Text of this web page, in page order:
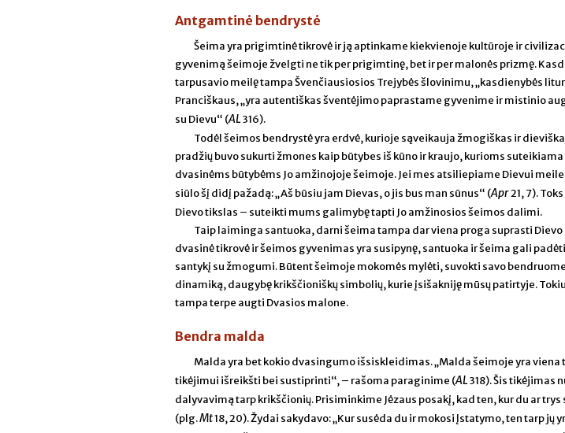
Antgamtinė bendrystė
Šeima yra prigimtinė tikrovė ir ją aptinkame kiekvienoje kultūroje ir
gyvenimą šeimoje žvelgti ne tik per prigimtinę, bet ir per malonės prizmę.
tarpusavio meilę tampa Švenčiausiosios Trejybės šlovinimu, „kasdienybės
Pranciškaus, „yra autentiškas šventėjimo paprastame gyvenime ir mistinio
su Dievu“ (AL316).
Todėl šeimos bendrystė yra erdvė, kurioje sąveikauja žmogiškas ir
pradžių buvo sukurti žmones kaip būtybes iš kūno ir kraujo, kurioms
dvasinėms būtybėms Jo amžinojoje šeimoje. Jei mes atsiliepiame Dievui
siūlo šį didį pažadą: „Aš būsiu jam Dievas, o jis bus man sūnus“ (Apr21, 7).
Dievo tikslas – suteikti mums galimybę tapti Jo amžinosios šeimos dalimi.
Taip laiminga santuoka, darni šeima tampa dar viena proga suprasti
dvasinė tikrovė ir šeimos gyvenimas yra susipynę, santuoka ir šeima gali
santykį su žmogumi. Būtent šeimoje mokomės mylėti, suvokti savo
dinamiką, daugybę krikščioniškų simbolių, kurie įsišakniję mūsų patirtyje.
tampa terpe augti Dvasios malone.
Bendra malda
Malda yra bet kokio dvasingumo išsiskleidimas. „Malda šeimoje yra
tikėjimui išreikšti bei sustiprinti“, – rašoma paraginime (AL318). Šis tikėjimas
dalyvavimą tarp krikščionių. Prisiminkime Jėzaus posakį, kad ten, kur du ar trys
(plg.Mt18, 20). Žydai sakydavo: „Kur susėda du ir mokosi Įstatymo, ten tarp jų